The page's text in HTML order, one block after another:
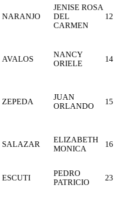
NARANJO
JENISE ROSA
DEL
CARMEN
12
AVALOS
NANCY
ORIELE
14
ZEPEDA
JUAN
ORLANDO
15
SALAZAR
ELIZABETH
MONICA
16
ESCUTI
PEDRO
PATRICIO
23